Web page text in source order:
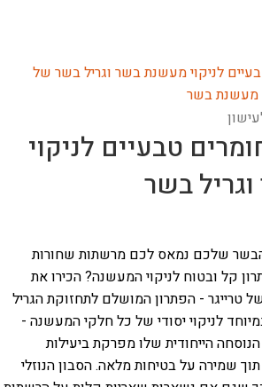
טבעיים לניקוי
בשר
שלכם נמאס לכם מרשתות שחורות
קל ובטוח לניקוי המעשנה? הכירו את
טרייגר - הפתרון המושלם לתחזוקת הגריל
לניקוי יסודי של כל חלקי המעשנה -
הייחודית שלו מפרקת ביעילות
שמירה על בטיחות מלאה. הסבון הנוזלי